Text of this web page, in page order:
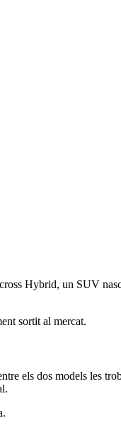
Hybrid, un SUV
sortit al mercat.
els dos models les